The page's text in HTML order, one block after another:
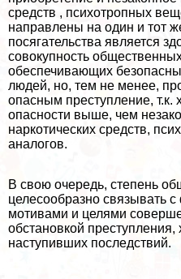
средств , психотропных
направлены на один и тот
посягательства является
совокупность
обеспечивающих
людей, но, тем не менее,
опасным преступление, т.к.
опасности выше, чем
наркотических средств,
аналогов.
В свою очередь, степень
целесообразно связывать
мотивами и целями
обстановкой
наступивших последствий.